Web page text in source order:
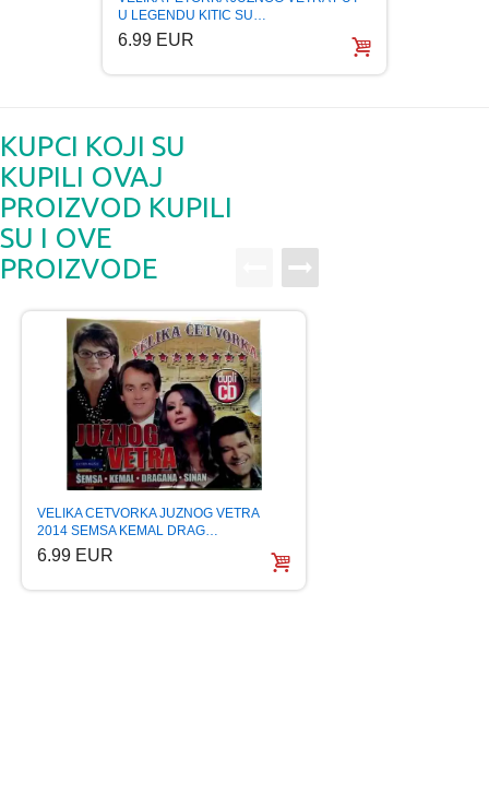
U LEGENDU KITIC SU…
6.99 EUR
KUPCI KOJI SU
KUPILI OVAJ
PROIZVOD KUPILI
SU I OVE
PROIZVODE
VELIKA CETVORKA JUZNOG VETRA
2014 SEMSA KEMAL DRAG…
6.99 EUR